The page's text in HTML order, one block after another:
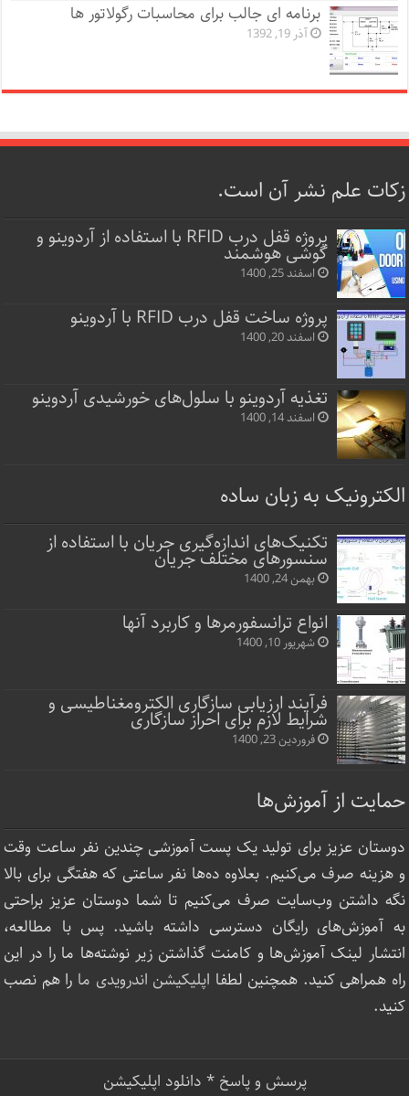
برنامه ای جالب برای محاسبات رگولاتور ها
آذر 19, 1392
زکات علم نشر آن است.
پروژه قفل‌ درب RFID با استفاده از آردوینو و
گوشی هوشمند
اسفند 25, 1400
پروژه ساخت قفل‌ درب RFID با آردوینو
اسفند 20, 1400
تغذیه آردوینو با سلول‌های خورشیدی آردوینو
اسفند 14, 1400
الکترونیک به زبان ساده
تکنیک‌های اندازه‌گیری جریان با استفاده از
سنسورهای مختلف جریان
بهمن 24, 1400
انواع ترانسفورمرها و کاربرد آنها
شهریور 10, 1400
فرآیند ارزیابی سازگاری الکترومغناطیسی و
شرایط لازم برای احراز سازگاری
فروردین 23, 1400
حمایت از آموزش‌ها
دوستان عزیز برای تولید یک پست آموزشی چندین نفر ساعت‌ وقت
و هزینه صرف می‌کنیم. بعلاوه ده‌ها نفر ساعتی که هفتگی برای بالا
نگه داشتن وب‌سایت صرف ‌می‌کنیم تا شما دوستان عزیز براحتی
به آموزش‌های رایگان دسترسی داشته باشید. پس با مطالعه،
انتشار لینک‌ آموزش‌ها و کامنت گذاشتن زیر نوشته‌‌ها ما را در این
راه همراهی کنید. همچنین لطفا اپلیکیشن اندرویدی ما را هم نصب
کنید.
پرسش و پاسخ* دانلود اپلیکیشن